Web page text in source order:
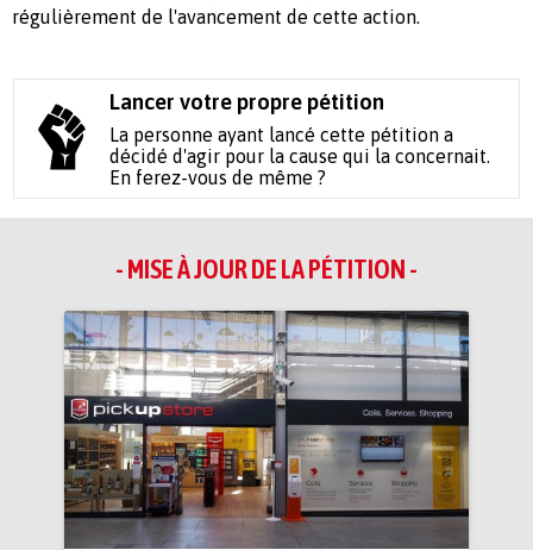
régulièrement de l'avancement de cette action.
Lancer votre propre pétition
La personne ayant lancé cette pétition a
décidé d'agir pour la cause qui la concernait.
En ferez-vous de même ?
- MISE À JOUR DE LA PÉTITION -